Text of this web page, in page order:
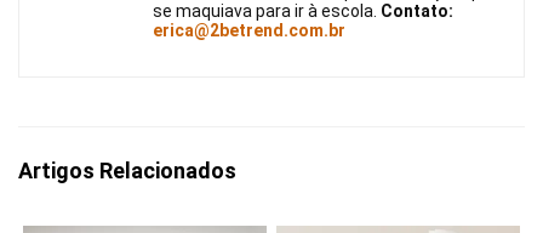
se maquiava para ir à escola. Contato:
erica@2betrend.com.br
Artigos Relacionados